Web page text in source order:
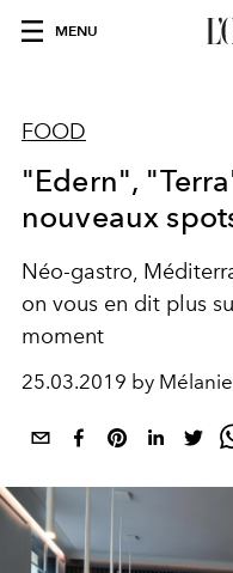
MENU
FOOD
"Edern",
nouveaux
Néo-gastro,
on vous en dit plus
moment
25.03.2019 by